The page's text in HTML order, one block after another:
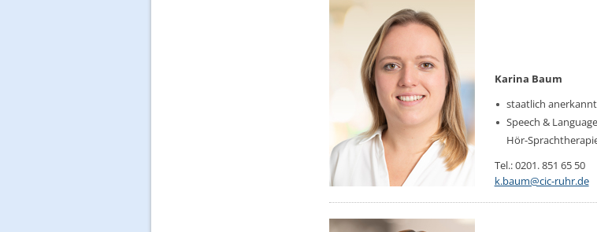
Karina Baum
staat­lich
Speech &
Hör-
Tel.: 0201. 851 65 50
k.​baum@​cic-ruhr.​de